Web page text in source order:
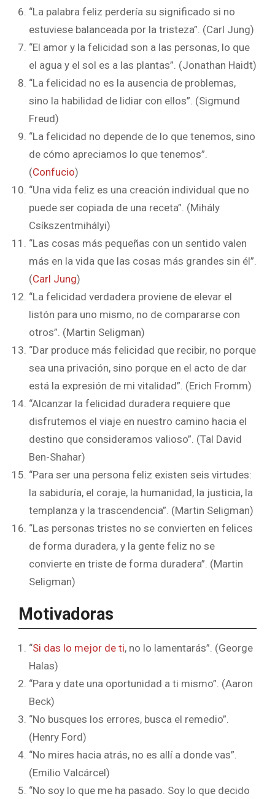
“La palabra feliz perdería su significado si no
estuviese balanceada por la tristeza”. (Carl Jung)
“El amor y la felicidad son a las personas, lo que
el agua y el sol es a las plantas”. (Jonathan Haidt)
“La felicidad no es la ausencia de problemas,
sino la habilidad de lidiar con ellos”. (Sigmund
Freud)
“La felicidad no depende de lo que tenemos, sino
de cómo apreciamos lo que tenemos”.
(Confucio)
“Una vida feliz es una creación individual que no
puede ser copiada de una receta”. (Mihály
Csíkszentmihályi)
“Las cosas más pequeñas con un sentido valen
más en la vida que las cosas más grandes sin él”.
(Carl Jung)
“La felicidad verdadera proviene de elevar el
listón para uno mismo, no de compararse con
otros”. (Martin Seligman)
“Dar produce más felicidad que recibir, no porque
sea una privación, sino porque en el acto de dar
está la expresión de mi vitalidad”. (Erich Fromm)
“Alcanzar la felicidad duradera requiere que
disfrutemos el viaje en nuestro camino hacia el
destino que consideramos valioso”. (Tal David
Ben-Shahar)
“Para ser una persona feliz existen seis virtudes:
la sabiduría, el coraje, la humanidad, la justicia, la
templanza y la trascendencia”. (Martin Seligman)
“Las personas tristes no se convierten en felices
de forma duradera, y la gente feliz no se
convierte en triste de forma duradera”. (Martin
Seligman)
Motivadoras
“Si das lo mejor de ti, no lo lamentarás”. (George
Halas)
“Para y date una oportunidad a ti mismo”. (Aaron
Beck)
“No busques los errores, busca el remedio”.
(Henry Ford)
“No mires hacia atrás, no es allí a donde vas”.
(Emilio Valcárcel)
“No soy lo que me ha pasado. Soy lo que decido